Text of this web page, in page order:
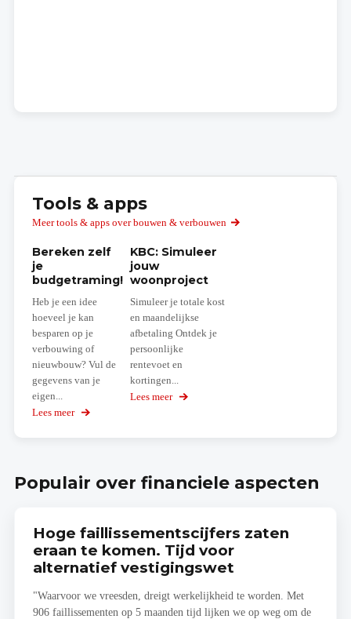
Tools & apps
Meer tools & apps over bouwen & verbouwen
Bereken zelf
je
budgetraming!
Heb je een idee
hoeveel je kan
besparen op je
verbouwing of
nieuwbouw? Vul de
gegevens van je
eigen...
Lees meer over
KBC: Simuleer
jouw
woonproject
Simuleer je totale kost
en maandelijkse
afbetaling Ontdek je
persoonlijke
rentevoet en
kortingen...
Lees meer over
Populair over financiele aspecten
Hoge faillissementscijfers zaten
eraan te komen. Tijd voor
alternatief vestigingswet
"Waarvoor we vreesden, dreigt werkelijkheid te worden. Met
906 faillissementen op 5 maanden tijd lijken we op weg om de